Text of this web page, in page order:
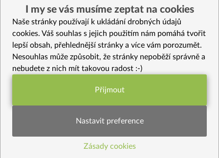
Citrónové jablečné muffiny se sójovou šlehačkou
Oves provoněný citrónem a bazalkou
Vybrané recepty
Ovesné sušenky bez lepku
Bezlepkové “karamelové” sušenky
Cizrnovo-batátové pyré s pažitkou
Dahi Baingan – vrstvený kořeněný lilek
Mrkvová polévka s pohankou
Rychlá bašta z knedlíků a zelí
I my se vás musíme zeptat na cookies
Naše stránky používají k ukládání drobných údajů
cookies. Váš souhlas s jejich použitím nám pomáhá tvořit
lepší obsah, přehlednější stránky a více vám porozumět.
Nesouhlas může způsobit, že stránky nepoběží správně a
nebudete z nich mít takovou radost :-)
Funkční nastavení potřebujeme (vždy
Statistiky pro lepší obsah
Přijmout
Nastavit preference
Zásady cookies